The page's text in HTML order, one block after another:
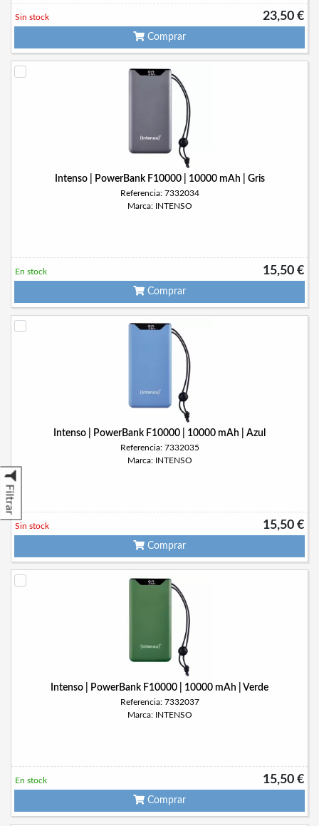
Filtrar
23,50 €
Sin stock
Comprar
Intenso | PowerBank F10000 | 10000 mAh | Gris
Referencia: 7332034
Marca: INTENSO
15,50 €
En stock
Comprar
Intenso | PowerBank F10000 | 10000 mAh | Azul
Referencia: 7332035
Marca: INTENSO
15,50 €
Sin stock
Comprar
Intenso | PowerBank F10000 | 10000 mAh | Verde
Referencia: 7332037
Marca: INTENSO
15,50 €
En stock
Comprar